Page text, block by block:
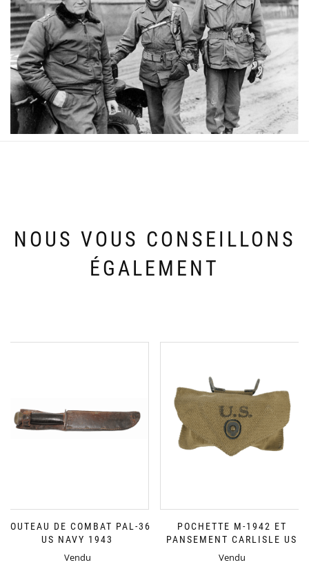
NOUS VOUS CONSEILLONS
ÉGALEMENT
COUTEAU DE COMBAT PAL-36
US NAVY 1943
Vendu
POCHETTE M-1942 ET
PANSEMENT CARLISLE US
Vendu